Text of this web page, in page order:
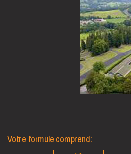
Votre formule comprend: